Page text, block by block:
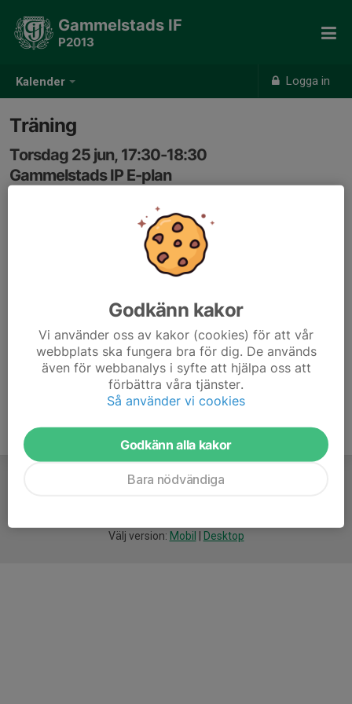
Kalender Logga in
Gammelstads IF
P2013
Träning
Torsdag 25 jun, 17:30-18:30
Gammelstads IP E-plan
Välj version: Mobil Desktop
Godkänn kakor
Vi använder oss av kakor (cookies) för att vår
webbplats ska fungera bra för dig. De används
även för webbanalys i syfte att hjälpa oss att
förbättra våra tjänster.
Så använder vi cookies
Godkänn alla kakor
Bara nödvändiga